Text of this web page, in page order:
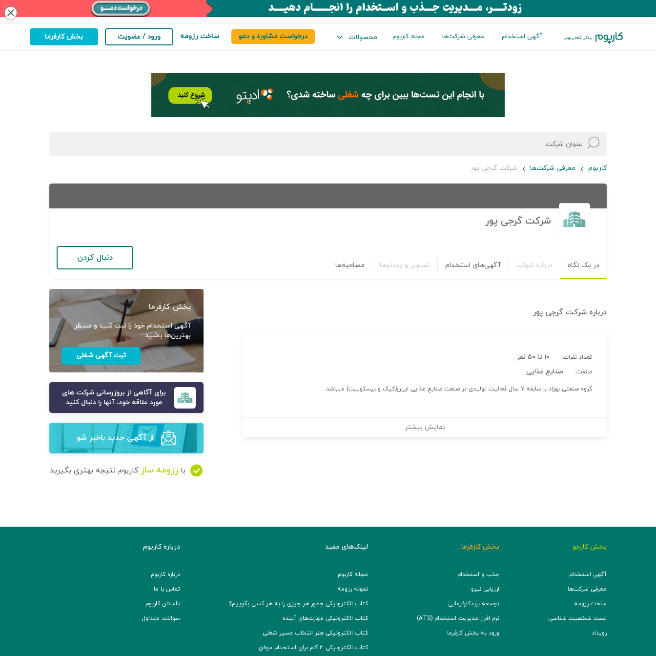
close
آگهی استخدام معرفی شرکت‌ها مجله کاربوم محصولات درخواست مشاوره و دمو ساخت رزومه ورود / عضویت بخش کارفرما
کاربوم معرفی شرکت‌ها شرکت گرجی پور
شرکت گرجی پور
در یک نگاه درباره شرکت آگهی‌های استخدام تصاویر و ویدئوها مصاحبه‌ها
دنبال کردن
درباره شرکت گرجی پور
تعداد نفرات: ۱۰ تا ۵۰ نفر
صنعت: صنایع غذایی
گروه صنعتی بهزاد با سابقه ۷ سال فعالیت تولیدی در صنعت صنایع غذایی ایران(کیک و بیسکوییت) میباشد.
نمایش بیشتر
بخش کارفرما
آگهی استخدام خود را ثبت کنید و منتظر
بهترین‌ها باشید
ثبت آگهی شغلی
برای آگاهی از بروزرسانی شرکت های
مورد علاقه خود، آنها را دنبال کنید
از آگهی‌ جدید باخبر شو
با رزومه ساز کاربوم نتیجه بهتری بگیرید
بخش کارجو
آگهی استخدام
معرفی شرکت‌ها
ساخت رزومه
تست شخصیت شناسی
رویداد
بخش کارفرما
جذب و استخدام
ارزیابی نیرو
توسعه برند‌کارفرمایی
نرم افزار مدیریت استخدام (ATS)
ورود به بخش کارفرما
لینک‌های مفید
مجله کاربوم
نمونه رزومه
کتاب الکترونیکی چطور هر چیزی را به هر کسی بگوییم؟
کتاب الکترونیکی مهارت‌های آینده
کتاب الکترونیکی هنر انتخاب مسیر شغلی
کتاب الکترونیکی ۳ گام برای استخدام موفق
درباره کاربوم
درباره کاربوم
تماس با ما
داستان کاربوم
سوالات متداول